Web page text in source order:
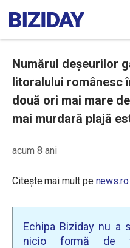
Numărul deșeurilor
litoralului românesc
două ori mai mare
mai murdară plajă
acum 8 ani
Citește mai mult pe news.ro
Echipa Biziday nu a
nicio formă de